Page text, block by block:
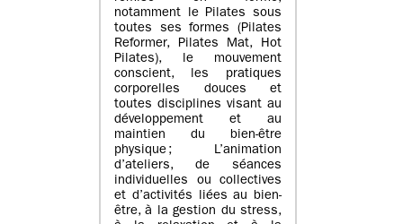
notamment le Pilates sous
toutes ses formes (Pilates
Reformer, Pilates Mat, Hot
Pilates), le mouvement
conscient, les pratiques
corporelles douces et
toutes disciplines visant au
développement et au
maintien du bien-être
physique ; L’animation
d’ateliers, de séances
individuelles ou collectives
et d’activités liées au bien-
être, à la gestion du stress,